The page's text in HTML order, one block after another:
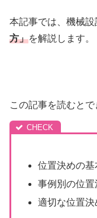
本記事では、機械設
方」を解説します。
この記事を読むとで
位置決めの
事例別の位
適切な位置